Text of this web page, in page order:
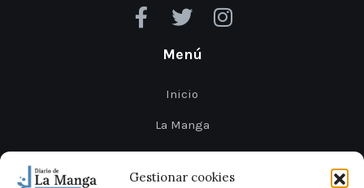
Gestionar cookies
Menú
Inicio
La Manga
Cabo de Palos